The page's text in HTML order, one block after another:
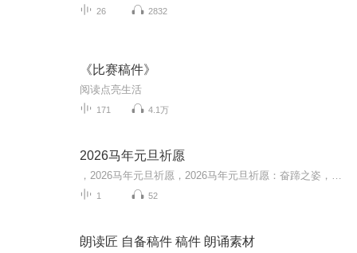
26 2832
《比赛稿件》
阅读点亮生活
171 4.1万
2026马年元旦祈愿
1 52
朗读匠 自备稿件 稿件 朗诵素材